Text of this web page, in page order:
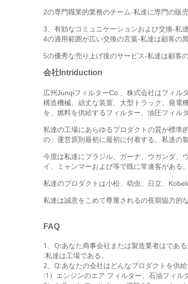
2の専門職業的業務のチーム-私達に専門の販
3、 有効なコミュニケーションおよび交換-私
4の適用範囲が広い交換の言葉-私達は顧客の
5の優秀な売り上げ後のサービス-私達は顧客
会社Intriduction
広州JunqiフィルターCo.、株式会社はフィル
構造機械、頑丈な装置、大型トラック、発電
を、燃料を供給するフィルター、油圧フィル
私達の工場にあらゆるプロダクトの質が標準
の」運営原則最初に最初に付着する。私達の
今度は私達にブラジル、 ガーナ、
ウガンダ、
イ、ミャンマーおよび等で既に常連客がある 。
私達のプロダクトは小松、幼虫、日立、
私達は誠意をこめて尊重されるの長期協力的
FAQ
1、Q:あなた商事会社または製造業者はである
:私達は工場である。
2、Q:あなたの会社はどんなプロダクトを供給
:1）エンジンのエア フィルター、石油フィル